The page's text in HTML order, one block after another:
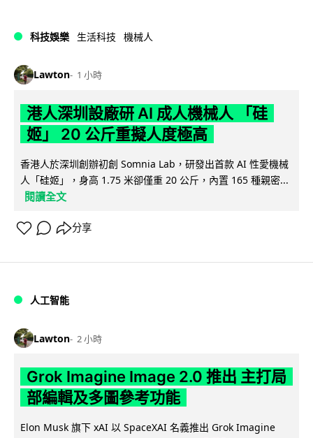
科技娛樂 生活科技 機械人
Lawton 1 小時
港人深圳設廠研 AI 成人機械人 「硅
姬」 20 公斤重擬人度極高
香港人於深圳創辦初創 Somnia Lab，研發出首款 AI 性愛機械
人「硅姬」，身高 1.75 米卻僅重 20 公斤，內置 165 種親密...
閱讀全文
分享
人工智能
Lawton 2 小時
Grok Imagine Image 2.0 推出 主打局
部編輯及多圖參考功能
Elon Musk 旗下 xAI 以 SpaceXAI 名義推出 Grok Imagine